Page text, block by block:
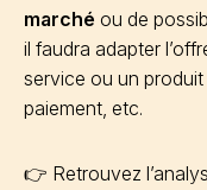
marché ou de
il faudra adapter
service ou un produit
paiement, etc.
👉 Retrouvez